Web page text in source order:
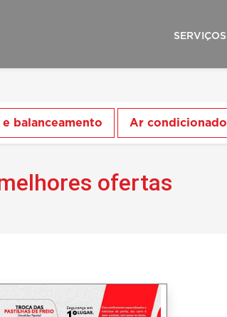
SERVIÇOS
balanceamento Ar condicionado
ofertas